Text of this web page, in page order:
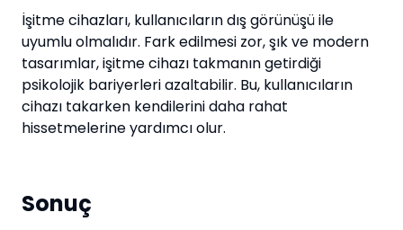
İşitme cihazları, kullanıcıların dış görünüşü ile
uyumlu olmalıdır. Fark edilmesi zor, şık ve modern
tasarımlar, işitme cihazı takmanın getirdiği
psikolojik bariyerleri azaltabilir. Bu, kullanıcıların
cihazı takarken kendilerini daha rahat
hissetmelerine yardımcı olur.
Sonuç